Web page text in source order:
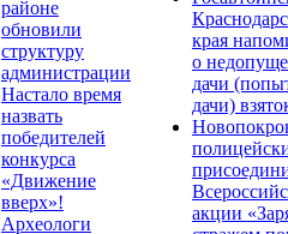
районе
обновили
структуру
администрации
Настало время
назвать
победителей
конкурса
«Движение
вверх»!
Археологи
края
о
дачи
дачи)
акции